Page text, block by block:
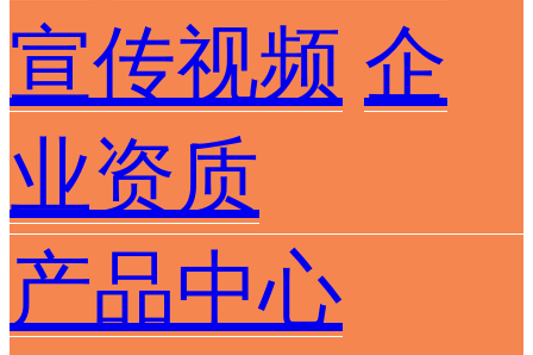
宣传视频 企
业资质
产品中心